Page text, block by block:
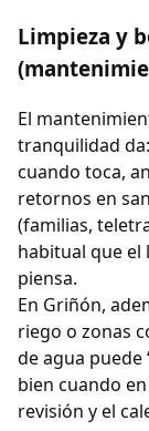
Limpieza y
El
tranquilidad
cuando toca,
retornos en
(familias,
habitual que el
piensa.
En Griñón,
riego o zonas
de agua puede
bien cuando
revisión y el